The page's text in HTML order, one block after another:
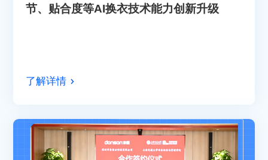
节、贴合度等AI换衣技术能力创新升级
了解详情